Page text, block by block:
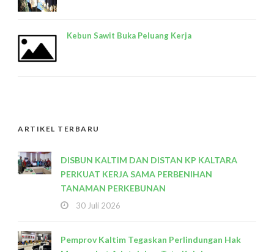
Kebun Sawit Buka Peluang Kerja
ARTIKEL TERBARU
DISBUN KALTIM DAN DISTAN KP KALTARA
PERKUAT KERJA SAMA PERBENIHAN
TANAMAN PERKEBUNAN
30 Juli 2026
Pemprov Kaltim Tegaskan Perlindungan Hak